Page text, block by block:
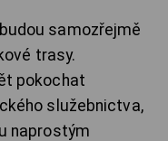
samozřejmě
trasy.
pokochat
služebnictva,
naprostým